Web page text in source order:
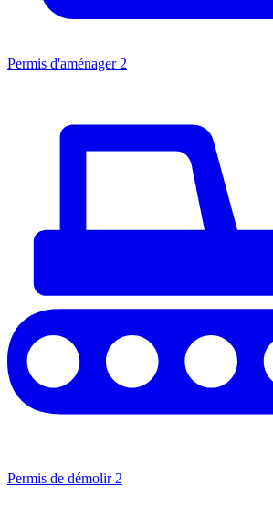
Permis d'aménager 2
Permis de démolir 2